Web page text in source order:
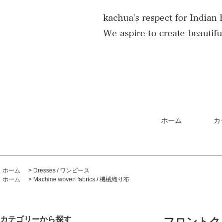
ホーム
ホーム > Dresses / ワンピース
ホーム
> Machine woven fabrics / 機械織り布
カテゴリーから探す